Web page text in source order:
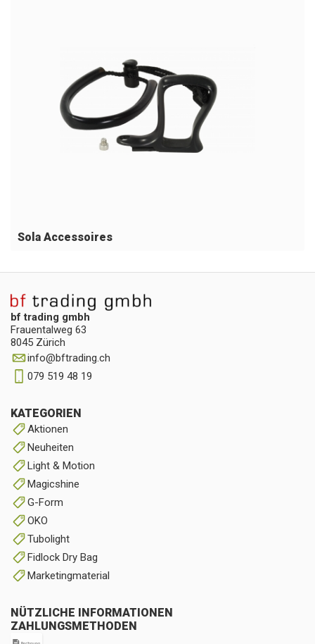
Sola Accessoires
bf trading gmbh
Frauentalweg 63
8045 Zürich
info@bftrading.ch
079 519 48 19
KATEGORIEN
Aktionen
Neuheiten
Light & Motion
Magicshine
G-Form
OKO
Tubolight
Fidlock Dry Bag
Marketingmaterial
NÜTZLICHE INFORMATIONEN
ZAHLUNGSMETHODEN